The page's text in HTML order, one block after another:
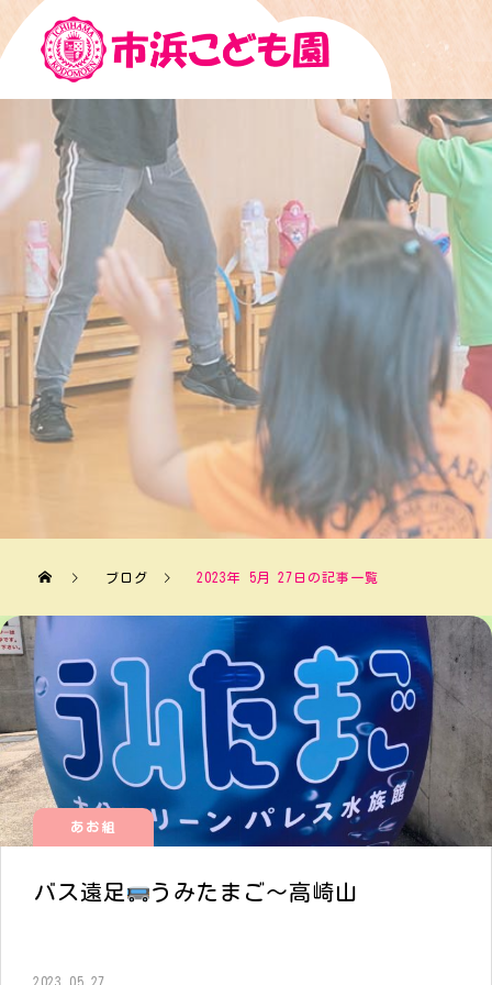
ブログ 2023年 5月 27日の記事一覧
あお組
バス遠足 うみたまご〜高崎山
2023.05.27